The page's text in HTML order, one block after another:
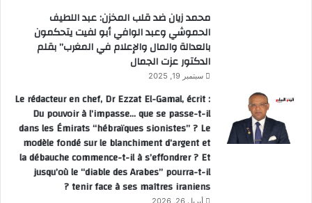
محمد زيان ضد قلب المخزن: عبد اللطيف
الحموشي وعبد الوافي أبو لفيت يتحكمون
بالعدالة والمال والإعلام في المغرب” بقلم
الدكتور عزت الجمال
سبتمبر 19, 2025
Le rédacteur en chef, Dr Ezzat El-Gamal, écrit :
Du pouvoir à l’impasse… que se passe-t-il
dans les Émirats “hébraïques sionistes” ? Le
modèle fondé sur le blanchiment d’argent et
la débauche commence-t-il à s’effondrer ? Et
jusqu’où le “diable des Arabes” pourra-t-il
tenir face à ses maîtres iraniens ?
أبريل 26, 2026